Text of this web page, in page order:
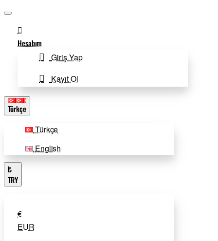
Hesabım
Giriş Yap
Kayıt Ol
Türkçe
Türkçe
English
₺
TRY
€
EUR